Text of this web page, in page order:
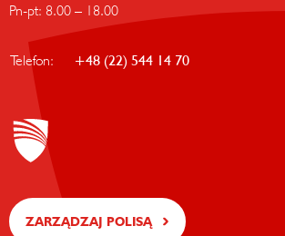
Pn-pt: 8.00 – 18.00
Telefon: +48 (22) 544 14 70
ZARZĄDZAJ POLISĄ